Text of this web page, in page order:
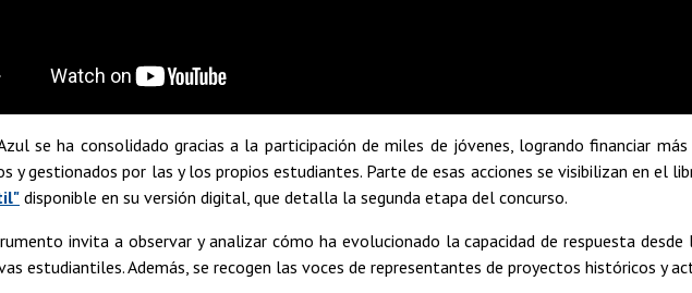
se ha consolidado gracias a la participación de miles de jóvenes, logrando financiar
y gestionados por las y los propios estudiantes. Parte de esas acciones se visibilizan en el
disponible en su versión digital, que detalla la segunda etapa del concurso.
invita a observar y analizar cómo ha evolucionado la capacidad de respuesta
estudiantiles. Además, se recogen las voces de representantes de proyectos históricos y